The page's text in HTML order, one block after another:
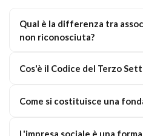
Qual è la differenza tra
non riconosciuta?
Cos'è il Codice del Terzo
Come si costituisce una
L'impresa sociale è una